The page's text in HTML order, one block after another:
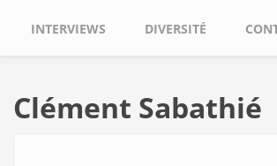
INTERVIEWS DIVERSITÉ
Clément Sabathié